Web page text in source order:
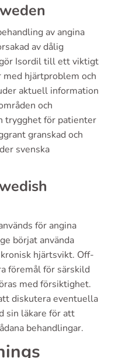
av angina
av dålig
Isordil till ett viktigt
hjärtproblem och
aktuell information
och
trygghet för patienter
granskad och
svenska
för angina
börjat använda
hjärtsvikt. Off-
föremål för särskild
med försiktighet.
diskutera eventuella
sin läkare för att
behandlingar.